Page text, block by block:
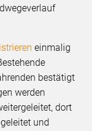
einmalig
bestätigt
werden
dort
und